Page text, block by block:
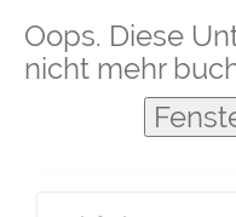
Oops. Diese
nicht mehr